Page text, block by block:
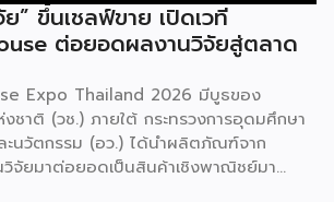
” ขึ้นเชลฟ์ขาย เปิดเวที
ต่อยอดผลงานวิจัยสู่ตลาด
Expo Thailand 2026 มีบูธของ
ชาติ (วช.) ภายใต้ กระทรวงการอุดมศึกษา
ะนวัตกรรม (อว.) ได้นำผลิตภัณฑ์จาก
วิจัยมาต่อยอดเป็นสินค้าเชิงพาณิชย์มา